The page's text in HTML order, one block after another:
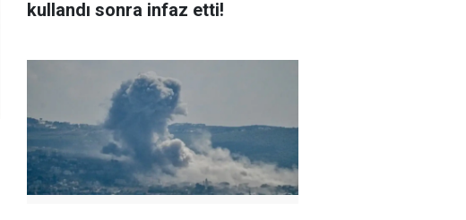
kullandı sonra infaz etti!